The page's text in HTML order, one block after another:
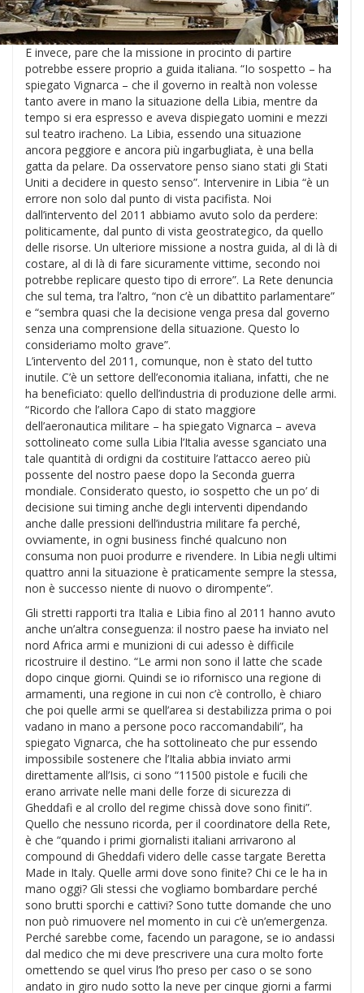
E invece, pare che la missione in procinto di partire
potrebbe essere proprio a guida italiana. “Io sospetto – ha
spiegato Vignarca – che il governo in realtà non volesse
tanto avere in mano la situazione della Libia, mentre da
tempo si era espresso e aveva dispiegato uomini e mezzi
sul teatro iracheno. La Libia, essendo una situazione
ancora peggiore e ancora più ingarbugliata, è una bella
gatta da pelare. Da osservatore penso siano stati gli Stati
Uniti a decidere in questo senso”. Intervenire in Libia “è un
errore non solo dal punto di vista pacifista. Noi
dall’intervento del 2011 abbiamo avuto solo da perdere:
politicamente, dal punto di vista geostrategico, da quello
delle risorse. Un ulteriore missione a nostra guida, al di là di
costare, al di là di fare sicuramente vittime, secondo noi
potrebbe replicare questo tipo di errore”. La Rete denuncia
che sul tema, tra l’altro, “non c’è un dibattito parlamentare”
e “sembra quasi che la decisione venga presa dal governo
senza una comprensione della situazione. Questo lo
consideriamo molto grave”.
L’intervento del 2011, comunque, non è stato del tutto
inutile. C’è un settore dell’economia italiana, infatti, che ne
ha beneficiato: quello dell’industria di produzione delle armi.
“Ricordo che l’allora Capo di stato maggiore
dell’aeronautica militare – ha spiegato Vignarca – aveva
sottolineato come sulla Libia l’Italia avesse sganciato una
tale quantità di ordigni da costituire l’attacco aereo più
possente del nostro paese dopo la Seconda guerra
mondiale. Considerato questo, io sospetto che un po’ di
decisione sui timing anche degli interventi dipendando
anche dalle pressioni dell’industria militare fa perché,
ovviamente, in ogni business finché qualcuno non
consuma non puoi produrre e rivendere. In Libia negli ultimi
quattro anni la situazione è praticamente sempre la stessa,
non è successo niente di nuovo o dirompente”.
Gli stretti rapporti tra Italia e Libia fino al 2011 hanno avuto
anche un’altra conseguenza: il nostro paese ha inviato nel
nord Africa armi e munizioni di cui adesso è difficile
ricostruire il destino. “Le armi non sono il latte che scade
dopo cinque giorni. Quindi se io rifornisco una regione di
armamenti, una regione in cui non c’è controllo, è chiaro
che poi quelle armi se quell’area si destabilizza prima o poi
vadano in mano a persone poco raccomandabili”, ha
spiegato Vignarca, che ha sottolineato che pur essendo
impossibile sostenere che l’Italia abbia inviato armi
direttamente all’Isis, ci sono “11500 pistole e fucili che
erano arrivate nelle mani delle forze di sicurezza di
Gheddafi e al crollo del regime chissà dove sono finiti”.
Quello che nessuno ricorda, per il coordinatore della Rete,
è che “quando i primi giornalisti italiani arrivarono al
compound di Gheddafi videro delle casse targate Beretta
Made in Italy. Quelle armi dove sono finite? Chi ce le ha in
mano oggi? Gli stessi che vogliamo bombardare perché
sono brutti sporchi e cattivi? Sono tutte domande che uno
non può rimuovere nel momento in cui c’è un’emergenza.
Perché sarebbe come, facendo un paragone, se io andassi
dal medico che mi deve prescrivere una cura molto forte
omettendo se quel virus l’ho preso per caso o se sono
andato in giro nudo sotto la neve per cinque giorni a farmi